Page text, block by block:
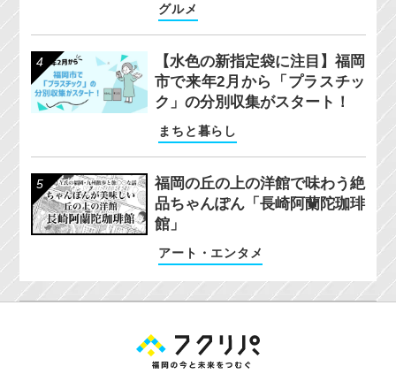
グルメ
【水色の新指定袋に注目】福岡
市で来年2月から「プラスチッ
ク」の分別収集がスタート！
まちと暮らし
福岡の丘の上の洋館で味わう絶
品ちゃんぽん「長崎阿蘭陀珈琲
館」
アート・エンタメ